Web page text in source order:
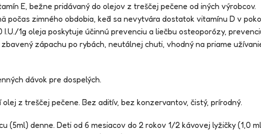
E, bežne pridávaný do olejov z treščej pečene od iných výrobcov.
počas zimného obdobia, keď sa nevytvára dostatok vitamínu D v
I.U./1g oleja poskytuje účinnú prevenciu a liečbu osteoporózy,
zápachu po rybách, neutálnej chuti, vhodný na priame
dávok pre dospelých.
z treščej pečene. Bez aditív, bez konzervantov, čistý, prírodný.
(5ml) denne. Deti od 6 mesiacov do 2 rokov 1/2 kávovej lyžičky (1,0